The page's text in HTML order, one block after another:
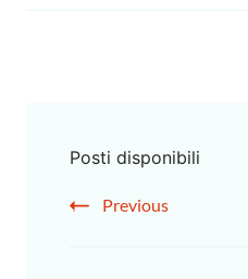
Posti disponibili
Previous